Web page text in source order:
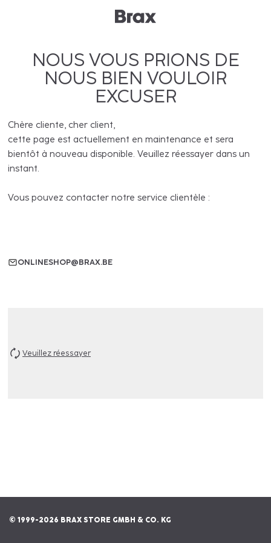
NOUS VOUS PRIONS DE
NOUS BIEN VOULOIR
EXCUSER
Chère cliente, cher client,
cette page est actuellement en maintenance et sera
bientôt à nouveau disponible. Veuillez réessayer dans un
instant.
Vous pouvez contacter notre service clientèle :
ONLINESHOP@BRAX.BE
Veuillez réessayer
© 1999-2026 BRAX STORE GMBH & CO. KG